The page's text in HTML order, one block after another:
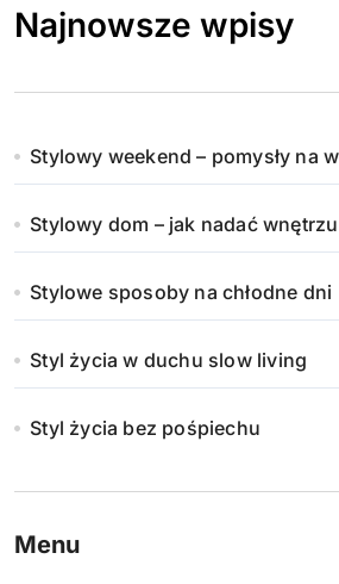
Najnowsze wpisy
Stylowy weekend – pomysły na
Stylowy dom – jak nadać
Stylowe sposoby na chłodne dni
Styl życia w duchu slow living
Styl życia bez pośpiechu
Menu